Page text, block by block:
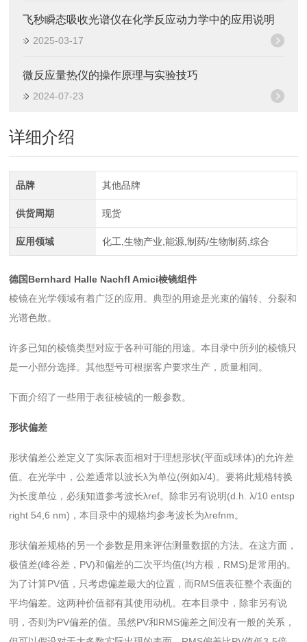
飞秒瞬态吸收光谱仪在化学反应动力学中的应用说明
2025-03-17
微反应量热仪的操作原理与实验技巧
2024-07-23
详细介绍
品牌 其他品牌
供货周期 现货
应用领域 化工,生物产业,能源,制药/生物制药,综合
德国Bernhard Halle Nachfl Amici棱镜组件
棱镜在光学领域有着广泛的应用。典型的用途是光束的偏转、分裂和
光谱色散。
许多已知的棱镜类型对应于各种可能的用途。本目录中所列的棱镜只
是一小部分选择。其他型号可根据客户要求生产，质量相同。
下面介绍了一些用于表征棱镜的一般参数。
形状偏差
形状偏差公差定义了实际表面相对于理想形状(平面或球体)的允许差
值。在光学中，公差通常以波长λ为单位(例如λ/4)。要将此规格转换
为长度单位，必须知道参考波长λref。除非另有说明(d.h. λ/10 entsp
right 54,6 nm)，本目录中的规格均参考波长为λrefnm。
形状偏差规格的另一个参数是用来评估测量数据的方法。在这方面，
极值差(峰谷差，PV)和偏差的二次平均值(均方根，RMS)是常用的。
为了计算PV值，只考虑偏差最大的位置，而RMS值表征整个表面的
平均偏差。这两种价值都有其使用动机。在本目录中，除非另有说
明，否则为PV偏差的值。虽然PV和RMS偏差之间没有一般的关系，